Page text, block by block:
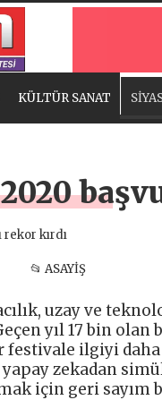
KÜLTÜR SANAT
📂 ASAYİŞ
uzay ve
yıl 17 bin olan
ilgiyi daha
zekadan
için geri sayım